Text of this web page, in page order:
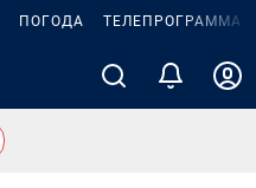
ПОГОДА ТЕЛЕПРОГРАММА